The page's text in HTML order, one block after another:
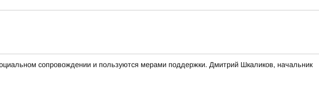
сопровождении и пользуются мерами поддержки. Дмитрий Шкаликов, начальник